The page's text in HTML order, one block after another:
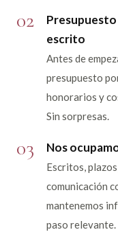
02
escrito
Antes de
presupuesto
honorarios y
Sin sorpresas.
03 Nos
Escritos,
comunicación
mantenemos
paso relevante.